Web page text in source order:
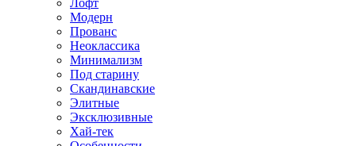
Лофт
Модерн
Прованс
Неоклассика
Минимализм
Под старину
Скандинавские
Элитные
Эксклюзивные
Хай-тек